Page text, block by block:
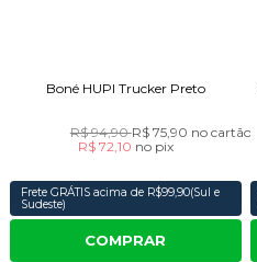
Boné HUPI Trucker Preto
R$ 94,90R$ 75,90 no cartão
R$ 72,10 no pix
Frete GRÁTIS acima de R$99,90(Sul e
Sudeste)
COMPRAR